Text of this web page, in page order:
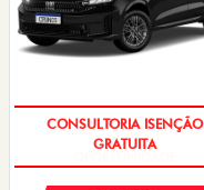
CONSULTORIA ISENÇÃO
GRATUITA